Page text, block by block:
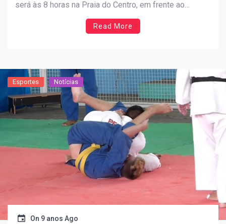
será às 8 horas na Praia do Centro, em frente ao
Aquário. Esta primeira edição da competição de
ciclismo amador vem proporcionar alegria e satisfação
Read More
Esportes Notícias
On 9 anos Ago